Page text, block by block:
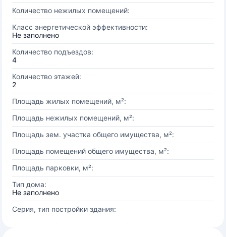
Количество нежилых помещений:
Класс энергетической эффективности:
Не заполнено
Количество подъездов:
4
Количество этажей:
2
Площадь жилых помещений, м²:
Площадь нежилых помещений, м²:
Площадь зем. участка общего имущества, м²:
Площадь помещений общего имущества, м²:
Площадь парковки, м²:
Тип дома:
Не заполнено
Серия, тип постройки здания: